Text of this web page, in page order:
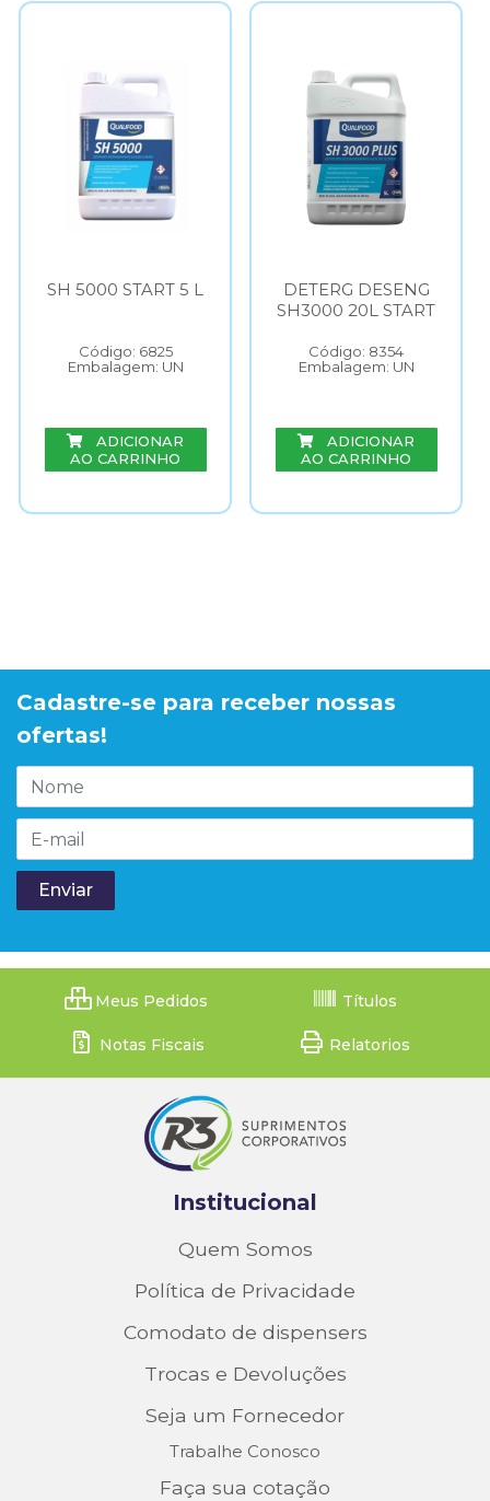
SH 5000 START 5 L
Código: 6825
Embalagem: UN
ADICIONAR
AO CARRINHO
DETERG DESENG
SH3000 20L START
Código: 8354
Embalagem: UN
ADICIONAR
AO CARRINHO
Cadastre-se para receber nossas
ofertas!
Meus Pedidos Títulos
Notas Fiscais Relatorios
Institucional
Quem Somos
Política de Privacidade
Comodato de dispensers
Trocas e Devoluções
Seja um Fornecedor
Trabalhe Conosco
Faça sua cotação